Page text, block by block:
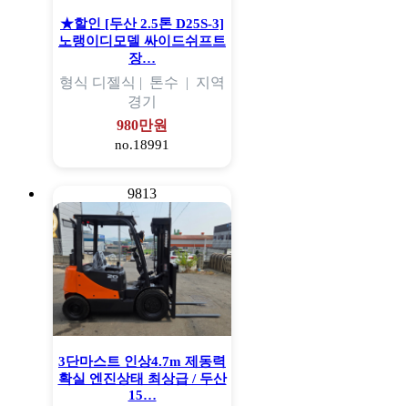
★할인 [두산 2.5톤 D25S-3]
노랭이디모델 싸이드쉬프트
장…
형식 디젤식 | 톤수 | 지역
경기
980만원
no.18991
9813
3단마스트 인상4.7m 제동력
확실 엔진상태 최상급 / 두산
15…